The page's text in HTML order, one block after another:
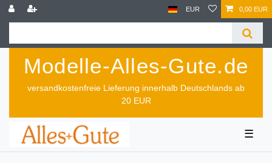
EUR 0,00 EUR
Modelle-Alles-Gute.de
versandkostenfreie Lieferung innerhalb Deutschlands ab
20 EUR
☰